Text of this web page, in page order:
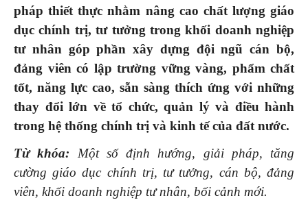
pháp thiết thực nhằm nâng cao chất lượng giáo
dục chính trị, tư tưởng trong khối doanh nghiệp
tư nhân góp phần xây dựng đội ngũ cán bộ,
đảng viên có lập trường vững vàng, phẩm chất
tốt, năng lực cao, sẵn sàng thích ứng với những
thay đổi lớn về tổ chức, quản lý và điều hành
trong hệ thống chính trị và kinh tế của đất nước.
Từ khóa: Một số định hướng, giải pháp, tăng
cường giáo dục chính trị, tư tưởng, cán bộ, đảng
viên, khối doanh nghiệp tư nhân, bối cảnh mới.